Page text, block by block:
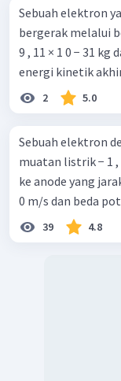
Sebuah elektron
bergerak melalui
9 , 11 × 1 0 − 31 kg
energi kinetik
2 5.0
Sebuah elektron
muatan listrik − 1 ,
ke anode yang
0 m/s dan beda
39 4.8